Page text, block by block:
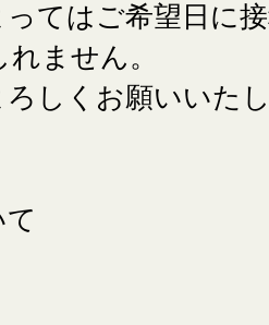
てはご希望日に
ません。
ろしくお願いいた